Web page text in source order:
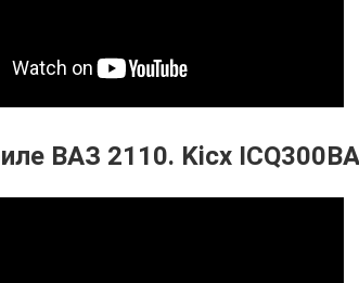
ВАЗ 2110. Kicx ICQ300BA